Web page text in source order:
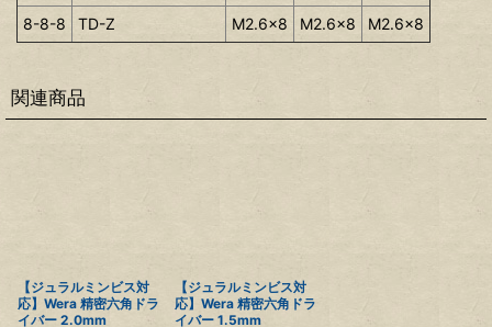
8-8-8
TD-Z M2.6x8 M2.6x8 M2.6x8
関連商品
【ジュラルミンビス対
応】Wera 精密六角ドラ
イバー 2.0mm
【ジュラルミンビス対
応】Wera 精密六角ドラ
イバー 1.5mm